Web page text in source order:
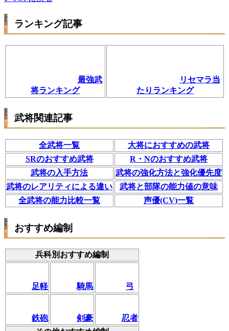
ランキング記事
最強武
将ランキング
リセマラ当
たりランキング
武将関連記事
全武将一覧
大将におすすめの武将
SRのおすすめ武将
R・Nのおすすめ武将
武将の入手方法
武将の強化方法と強化優先度
武将のレアリティによる違い
武将と部隊の能力値の意味
全武将の能力比較一覧
声優(CV)一覧
おすすめ編制
兵科別おすすめ編制
足軽 騎馬 弓
鉄砲 剣豪
忍者